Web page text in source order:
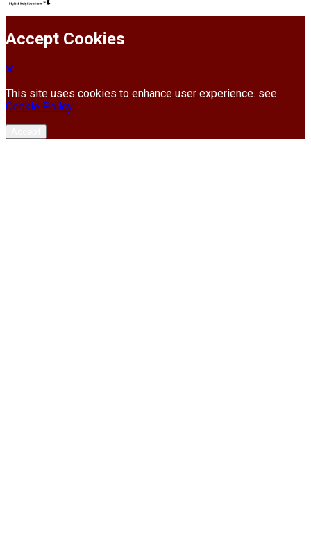
Accept Cookies
This site uses cookies to enhance user experience. see
Cookie Policy